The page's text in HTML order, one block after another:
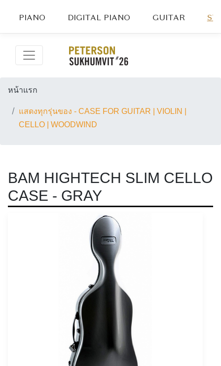
PIANO DIGITAL PIANO GUITAR
หน้าแรก
แสดงทุกรุ่นของ - CASE FOR GUITAR | VIOLIN |
CELLO | WOODWIND
BAM HIGHTECH SLIM CELLO
CASE - GRAY